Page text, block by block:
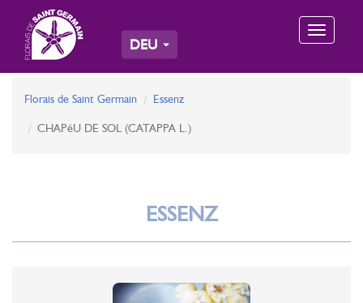
Toggle
DEU
Florais de Saint Germain Essenz
CHAPéU DE SOL (CATAPPA L.)
ESSENZ